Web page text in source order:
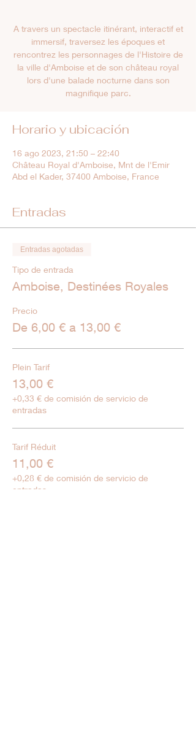
A travers un spectacle itinérant, interactif et
immersif, traversez les époques et
rencontrez les personnages de l'Histoire de
la ville d'Amboise et de son château royal
lors d'une balade nocturne dans son
magnifique parc.
Horario y ubicación
16 ago 2023, 21:50 – 22:40
Château Royal d'Amboise, Mnt de l'Emir
Abd el Kader, 37400 Amboise, France
Entradas
Entradas agotadas
Tipo de entrada
Amboise, Destinées Royales
Precio
De 6,00 € a 13,00 €
Plein Tarif
13,00 €
+0,33 € de comisión de servicio de
entradas
Tarif Réduit
11,00 €
+0,28 € de comisión de servicio de
entradas